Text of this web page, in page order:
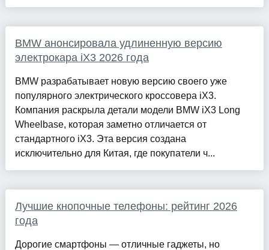
BMW анонсировала удлиненную версию
электрокара iX3 2026 года
BMW разрабатывает новую версию своего уже
популярного электрического кроссовера iX3.
Компания раскрыла детали модели BMW iX3 Long
Wheelbase, которая заметно отличается от
стандартного iX3. Эта версия создана
исключительно для Китая, где покупатели ч...
Лучшие кнопочные телефоны: рейтинг 2026
года
Дорогие смартфоны — отличные гаджеты, но